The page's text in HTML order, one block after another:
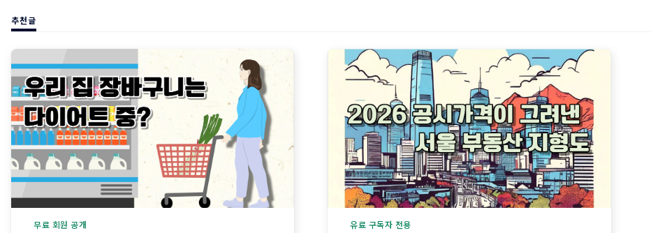
추천글
무료 회원 공개 유료 구독자 전용